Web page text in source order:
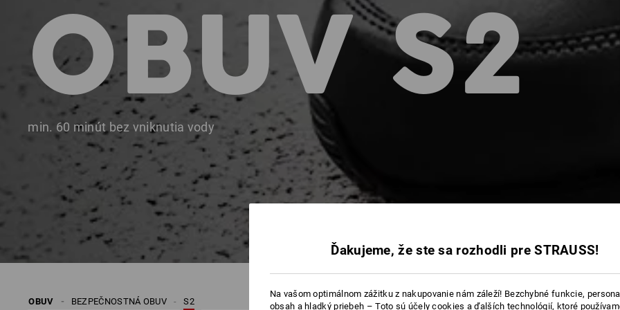
OBUV S2
min. 60 minút bez vniknutia vody
OBUV S2
BEZPEČNOSTNÁ OBUV
Ďakujeme, že ste sa rozhodli pre STRAUSS!
Na vašom optimálnom zážitku z nakupovanie nám záleží! Bezchybné funkcie,
obsah a hladký priebeh – Toto sú účely cookies a ďalších technológií, ktoré